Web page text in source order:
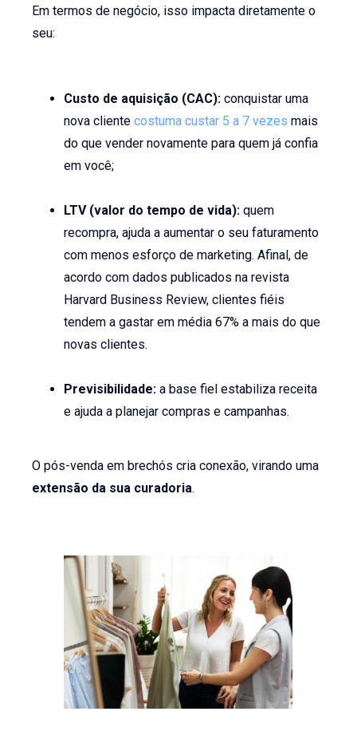
Em termos de negócio, isso impacta diretamente o
seu:
Custo de aquisição (CAC): conquistar uma
nova clientecostuma custar 5 a 7 vezes mais
do que vender novamente para quem já confia
em você;
LTV (valor do tempo de vida): quem
recompra, ajuda a aumentar o seu faturamento
com menos esforço de marketing. Afinal, de
acordo com dados publicados na revista
Harvard Business Review, clientes fiéis
tendem a gastar em média 67% a mais do que
novas clientes.
Previsibilidade: a base fiel estabiliza receita
e ajuda a planejar compras e campanhas.
O pós-venda em brechós cria conexão, virando uma
extensão da sua curadoria.